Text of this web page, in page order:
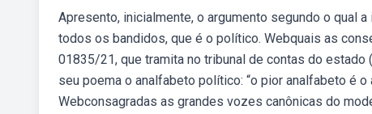
Apresento, inicialmente, o argumento segundo o qual
todos os bandidos, que é o político. Webquais as
01835/21, que tramita no tribunal de contas do estado
seu poema o analfabeto político: “o pior analfabeto é
Webconsagradas as grandes vozes canônicas do